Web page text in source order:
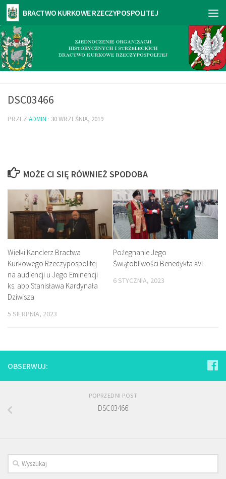
DSC03466
PRZEZ ADMIN · 30 WRZEŚNIA, 2019
MOŻE CI SIĘ RÓWNIEŻ SPODOBA
Wielki Kanclerz Bractwa
Kurkowego Rzeczypospolitej
na audiencji u Jego Eminencji
ks. abp Stanisława Kardynała
Dziwisza
5 SIERPNIA, 2023
Pożegnanie Jego
Świątobliwości Benedykta XVI
6 STYCZNIA, 2023
OBSERWUJ:
POPRZEDNI POST
DSC03466